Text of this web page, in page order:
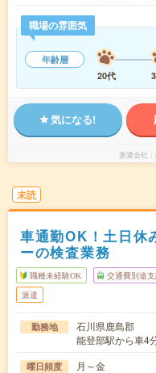
職場の雰囲気
年齢層
20代
気になる!
派遣会社
未読
車通勤OK！土日休
ーの検査業務
職種未経験OK 交通費別途支
派遣
勤務地
石川県鹿島郡
能登部駅から車4
曜日頻度 月～金